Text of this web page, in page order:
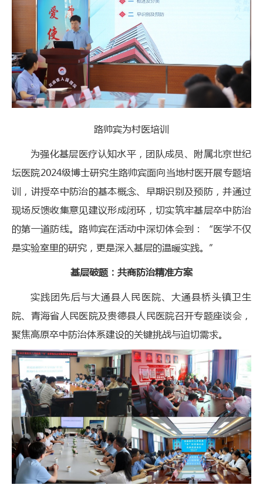
路帅宾为村医培训
为强化基层医疗认知水平，团队成员、附属北京世纪
坛医院2024级博士研究生路帅宾面向当地村医开展专题培
训，讲授卒中防治的基本概念、早期识别及预防，并通过
现场反馈收集意见建议形成闭环，切实筑牢基层卒中防治
的第一道防线。路帅宾在活动中深切体会到：“医学不仅
是实验室里的研究，更是深入基层的温暖实践。”
基层破题：共商防治精准方案
实践团先后与大通县人民医院、大通县桥头镇卫生
院、青海省人民医院及贵德县人民医院召开专题座谈会，
聚焦高原卒中防治体系建设的关键挑战与迫切需求。